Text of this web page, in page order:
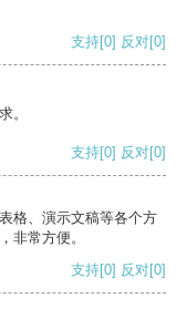
支持[0] 反对[0]
。
支持[0] 反对[0]
格、演示文稿等各个方
非常方便。
支持[0] 反对[0]